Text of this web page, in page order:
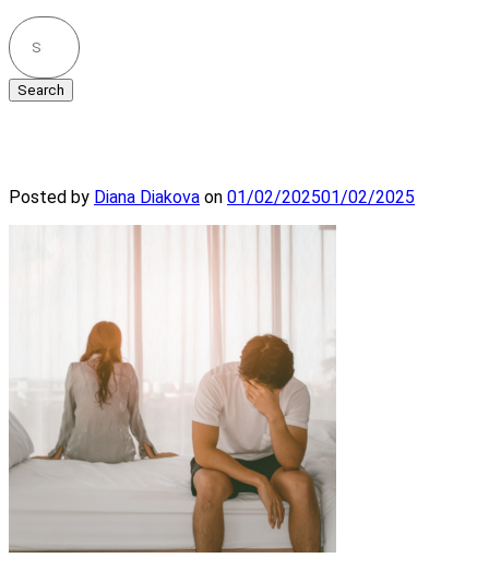
Search
for:
Posted by Diana Diakova on 01/02/202501/02/2025